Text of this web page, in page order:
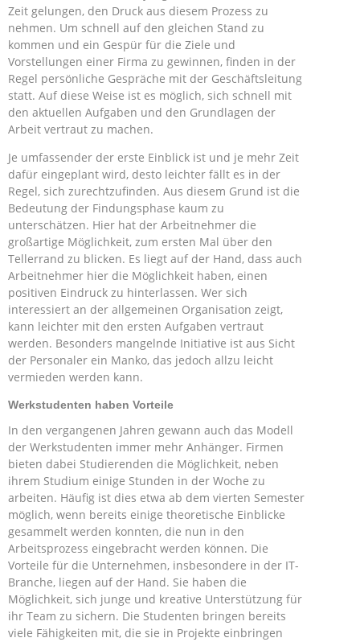
Zeit gelungen, den Druck aus diesem Prozess zu
nehmen. Um schnell auf den gleichen Stand zu
kommen und ein Gespür für die Ziele und
Vorstellungen einer Firma zu gewinnen, finden in der
Regel persönliche Gespräche mit der Geschäftsleitung
statt. Auf diese Weise ist es möglich, sich schnell mit
den aktuellen Aufgaben und den Grundlagen der
Arbeit vertraut zu machen.
Je umfassender der erste Einblick ist und je mehr Zeit
dafür eingeplant wird, desto leichter fällt es in der
Regel, sich zurechtzufinden. Aus diesem Grund ist die
Bedeutung der Findungsphase kaum zu
unterschätzen. Hier hat der Arbeitnehmer die
großartige Möglichkeit, zum ersten Mal über den
Tellerrand zu blicken. Es liegt auf der Hand, dass auch
Arbeitnehmer hier die Möglichkeit haben, einen
positiven Eindruck zu hinterlassen. Wer sich
interessiert an der allgemeinen Organisation zeigt,
kann leichter mit den ersten Aufgaben vertraut
werden. Besonders mangelnde Initiative ist aus Sicht
der Personaler ein Manko, das jedoch allzu leicht
vermieden werden kann.
Werkstudenten haben Vorteile
In den vergangenen Jahren gewann auch das Modell
der Werkstudenten immer mehr Anhänger. Firmen
bieten dabei Studierenden die Möglichkeit, neben
ihrem Studium einige Stunden in der Woche zu
arbeiten. Häufig ist dies etwa ab dem vierten Semester
möglich, wenn bereits einige theoretische Einblicke
gesammelt werden konnten, die nun in den
Arbeitsprozess eingebracht werden können. Die
Vorteile für die Unternehmen, insbesondere in der IT-
Branche, liegen auf der Hand. Sie haben die
Möglichkeit, sich junge und kreative Unterstützung für
ihr Team zu sichern. Die Studenten bringen bereits
viele Fähigkeiten mit, die sie in Projekte einbringen